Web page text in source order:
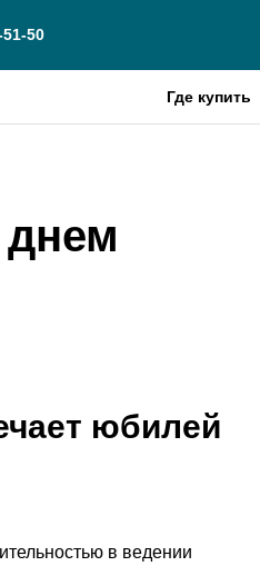
50
Где купить
юбилей
в ведении